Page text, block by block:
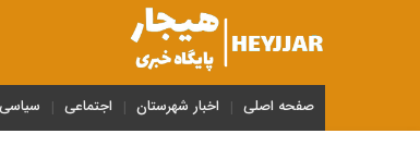
صفحه اصلی اخبار شهرستان اجتماعی سیاسی